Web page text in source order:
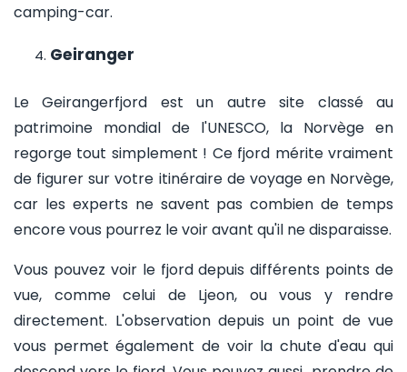
camping-car.
Geiranger
Le Geirangerfjord est un autre site classé au
patrimoine mondial de l'UNESCO, la Norvège en
regorge tout simplement ! Ce fjord mérite vraiment
de figurer sur votre itinéraire de voyage en Norvège,
car les experts ne savent pas combien de temps
encore vous pourrez le voir avant qu'il ne disparaisse.
Vous pouvez voir le fjord depuis différents points de
vue, comme celui de Ljeon, ou vous y rendre
directement. L'observation depuis un point de vue
vous permet également de voir la chute d'eau qui